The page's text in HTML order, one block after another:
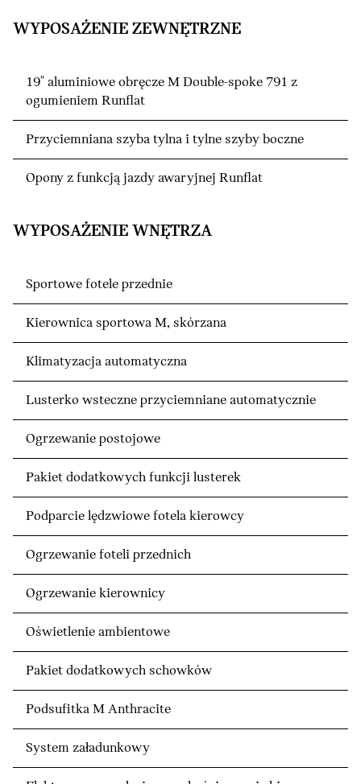
WYPOSAŻENIE ZEWNĘTRZNE
19" aluminiowe obręcze M Double-spoke 791 z
ogumieniem Runflat
Przyciemniana szyba tylna i tylne szyby boczne
Opony z funkcją jazdy awaryjnej Runflat
WYPOSAŻENIE WNĘTRZA
Sportowe fotele przednie
Kierownica sportowa M, skórzana
Klimatyzacja automatyczna
Lusterko wsteczne przyciemniane automatycznie
Ogrzewanie postojowe
Pakiet dodatkowych funkcji lusterek
Podparcie lędzwiowe fotela kierowcy
Ogrzewanie foteli przednich
Ogrzewanie kierownicy
Oświetlenie ambientowe
Pakiet dodatkowych schowków
Podsufitka M Anthracite
System załadunkowy